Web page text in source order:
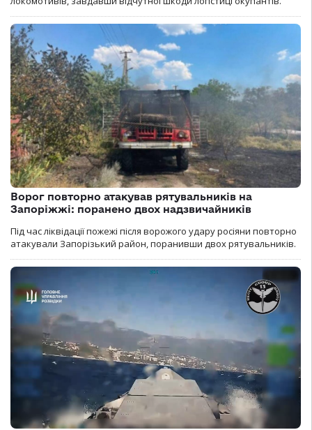
Ворог повторно атакував рятувальників на
Запоріжжі: поранено двох надзвичайників
Під час ліквідації пожежі після ворожого удару росіяни повторно
атакували Запорізький район, поранивши двох рятувальників.